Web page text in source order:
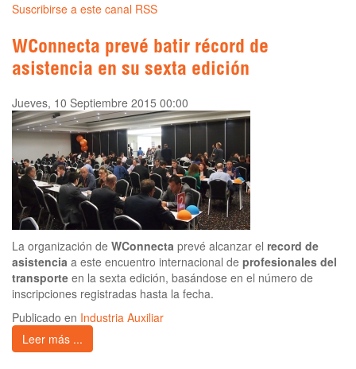
Suscribirse a este canal RSS
WConnecta prevé batir récord de
asistencia en su sexta edición
Jueves, 10 Septiembre 2015 00:00
La organización de WConnecta prevé alcanzar el record de
asistencia a este encuentro internacional de profesionales del
transporte en la sexta edición, basándose en el número de
inscripciones registradas hasta la fecha.
Publicado en Industria Auxiliar
Leer más ...